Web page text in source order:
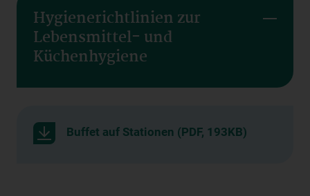
Hygienerichtlinien zur
Lebensmittel- und
Küchenhygiene
Buffet auf Stationen (PDF, 193KB)